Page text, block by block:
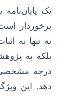
یک پایان‌نامه
برخوردار
نه تنها به
بلکه به
درجه مشخصی
دهد. این